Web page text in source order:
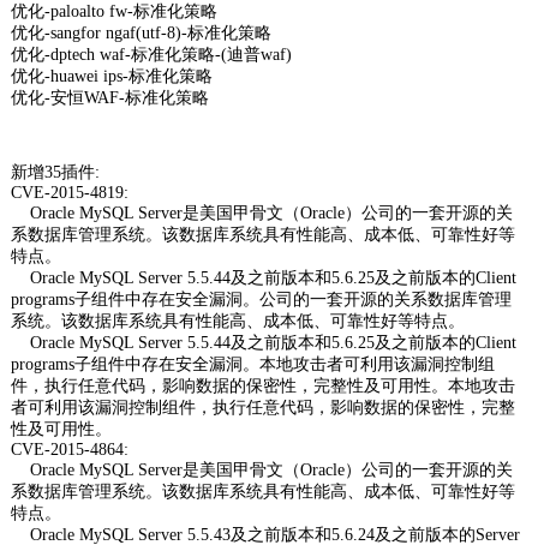
优化-paloalto fw-标准化策略
优化-sangfor ngaf(utf-8)-标准化策略
优化-dptech waf-标准化策略-(迪普waf)
优化-huawei ips-标准化策略
优化-安恒WAF-标准化策略
新增35插件:
CVE-2015-4819:
Oracle MySQL Server是美国甲骨文（Oracle）公司的一套开源的关
系数据库管理系统。该数据库系统具有性能高、成本低、可靠性好等
特点。
Oracle MySQL Server 5.5.44及之前版本和5.6.25及之前版本的Client
programs子组件中存在安全漏洞。公司的一套开源的关系数据库管理
系统。该数据库系统具有性能高、成本低、可靠性好等特点。
Oracle MySQL Server 5.5.44及之前版本和5.6.25及之前版本的Client
programs子组件中存在安全漏洞。本地攻击者可利用该漏洞控制组
件，执行任意代码，影响数据的保密性，完整性及可用性。本地攻击
者可利用该漏洞控制组件，执行任意代码，影响数据的保密性，完整
性及可用性。
CVE-2015-4864:
Oracle MySQL Server是美国甲骨文（Oracle）公司的一套开源的关
系数据库管理系统。该数据库系统具有性能高、成本低、可靠性好等
特点。
Oracle MySQL Server 5.5.43及之前版本和5.6.24及之前版本的Server